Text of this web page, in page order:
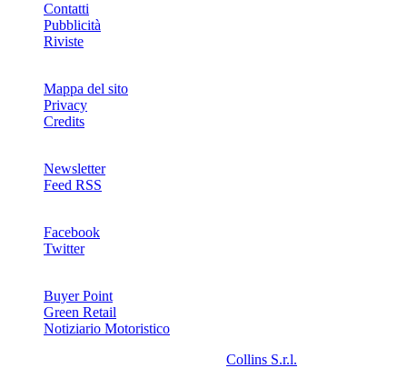
Contatti
Pubblicità
Riviste
Mappa del sito
Privacy
Credits
Newsletter
Feed RSS
Facebook
Twitter
Buyer Point
Green Retail
Notiziario Motoristico
Collins S.r.l.